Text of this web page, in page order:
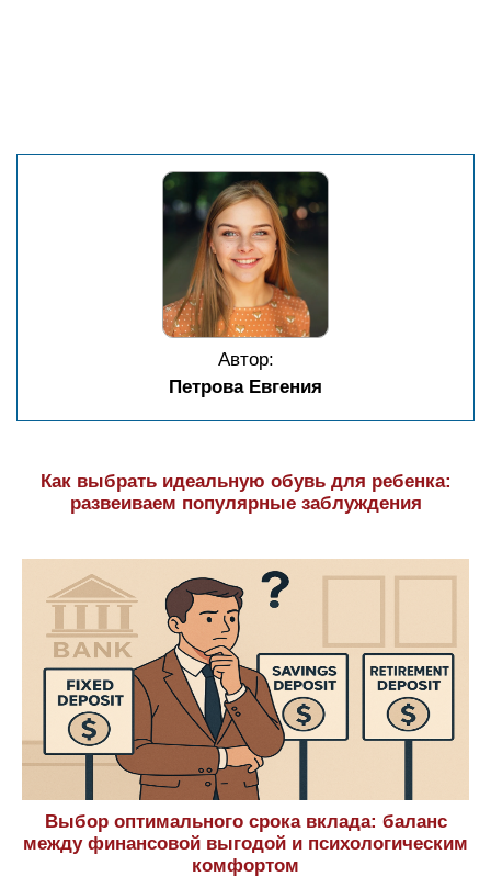
Автор:
Петрова Евгения
Как выбрать идеальную обувь для ребенка:
развеиваем популярные заблуждения
Выбор оптимального срока вклада: баланс
между финансовой выгодой и психологическим
комфортом